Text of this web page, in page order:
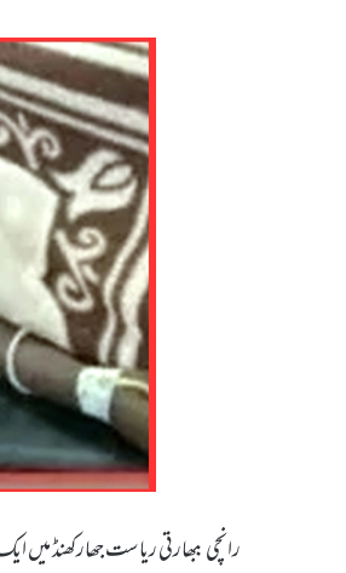
رانچی : بھارتی ریاست جھارکھنڈ میں